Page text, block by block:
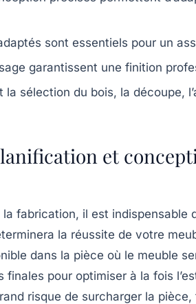
sont essentiels pour un
garantissent une finition
sélection du bois, la découpe,
et
fabrication, il est indispensable
la réussite de votre
dans la pièce où le meuble
finales pour optimiser à la fois
risque de surcharger la pièce,